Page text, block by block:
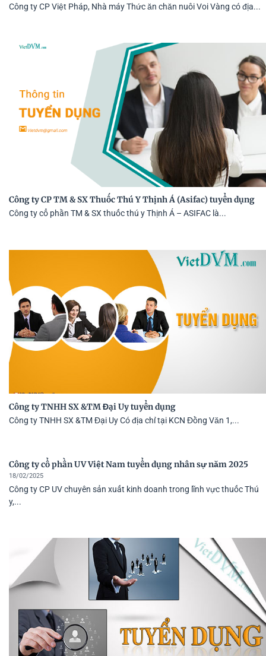
Công ty CP Việt Pháp, Nhà máy Thức ăn chăn nuôi Voi Vàng có địa...
Công ty CP TM & SX Thuốc Thú Y Thịnh Á (Asifac) tuyển dụng
Công ty cổ phần TM & SX thuốc thú y Thịnh Á – ASIFAC là...
Công ty TNHH SX &TM Đại Uy tuyển dụng
Công ty TNHH SX &TM Đại Uy Có địa chỉ tại KCN Đồng Văn 1,...
Công ty cổ phần UV Việt Nam tuyển dụng nhân sự năm 2025
18/02/2025
Công ty CP UV chuyên sản xuất kinh doanh trong lĩnh vực thuốc Thú
y,...